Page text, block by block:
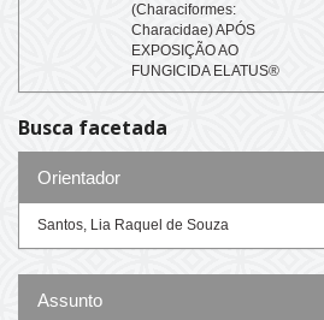
(Characiformes:
Characidae) APÓS
EXPOSIÇÃO AO
FUNGICIDA ELATUS®
Busca facetada
Orientador
Santos, Lia Raquel de Souza
Assunto